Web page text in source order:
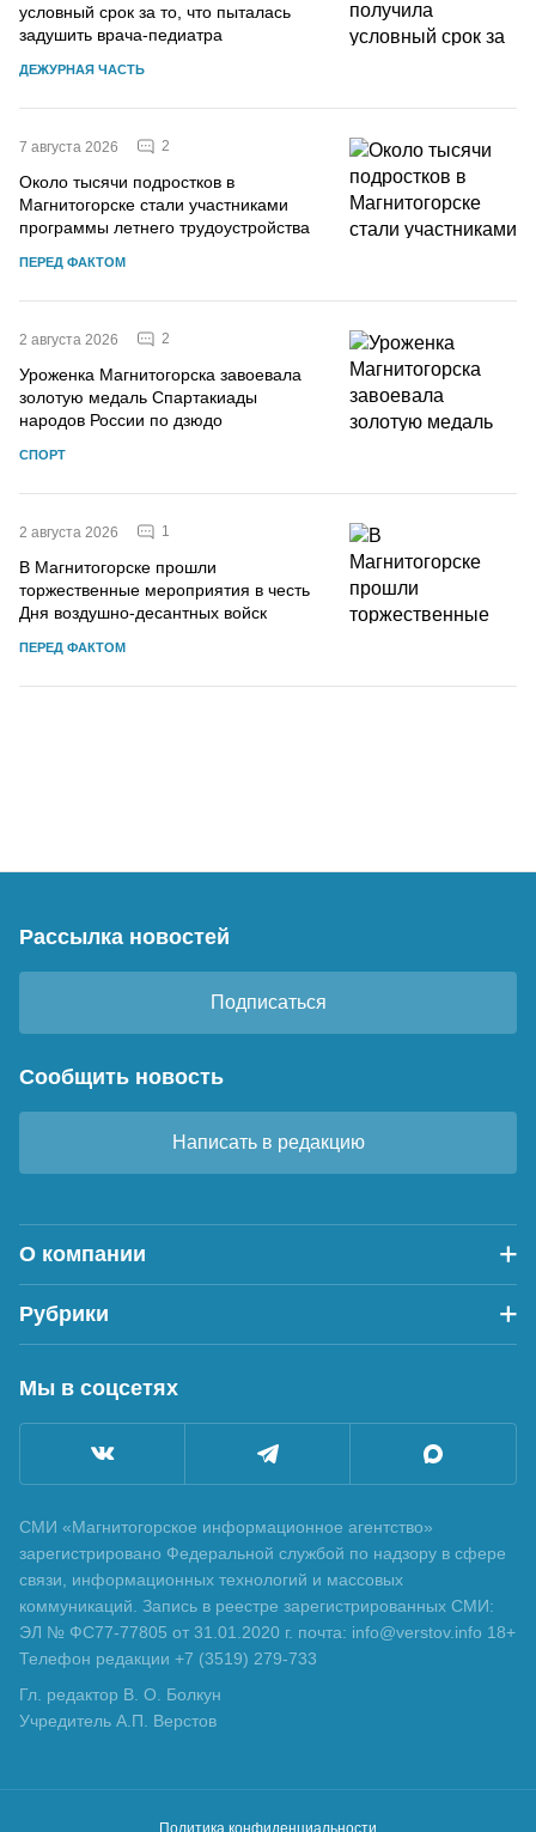
условный срок за то, что пыталась
задушить врача-педиатра
ДЕЖУРНАЯ ЧАСТЬ
7 августа 2026 2
Около тысячи подростков в
Магнитогорске стали участниками
программы летнего трудоустройства
ПЕРЕД ФАКТОМ
2 августа 2026 2
Уроженка Магнитогорска завоевала
золотую медаль Спартакиады
народов России по дзюдо
СПОРТ
2 августа 2026 1
В Магнитогорске прошли
торжественные мероприятия в честь
Дня воздушно-десантных войск
ПЕРЕД ФАКТОМ
Рассылка новостей
Подписаться
Сообщить новость
Написать в редакцию
О компании
Рубрики
Мы в соцсетях
СМИ «Магнитогорское информационное агентство»
зарегистрировано Федеральной службой по надзору в сфере
связи, информационных технологий и массовых
коммуникаций. Запись в реестре зарегистрированных СМИ:
ЭЛ № ФС77-77805 от 31.01.2020 г. почта: info@verstov.info 18+
Телефон редакции +7 (3519) 279-733
Гл. редактор В. О. Болкун
Учредитель А.П. Верстов
Политика конфиденциальности